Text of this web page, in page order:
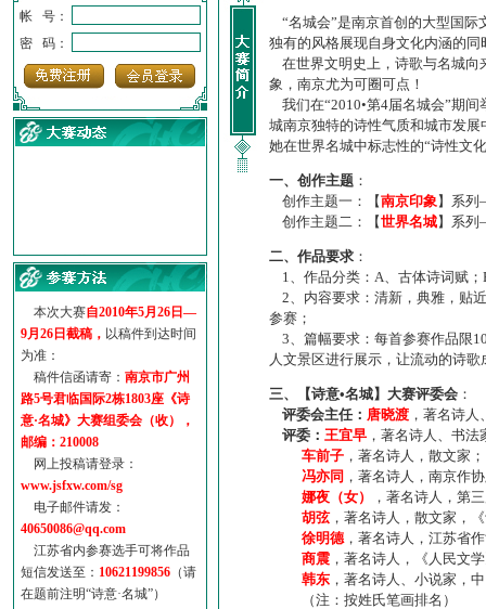
帐 号：
密 码：
·【诗意·名城】地铁展示作...
诗意名城·地铁时间
地铁完美呈现【诗意·名城...
参赛作品多达5000多首
“诗意·名城”晒诗会
特别通知--致广大诗词爱好...
本次大赛自2010年5月26日—
9月26日截稿， 以稿件到达时间
为准：
稿件信函请寄： 南京市广州
路5号君临国际2栋1803座《诗
意·名城》大赛组委会（收），
邮编：210008
网上投稿请登录：
www.jsfxw.com/sg
电子邮件请发：
40650086@qq.com
江苏省内参赛选手可将作品
短信发送至： 10621199856 （请
在题前注明“诗意·名城”）
“名城会”是南京首创的大型国际
独有的风格展现自身文化内涵的
在世界文明史上，诗歌与名城向
象，南京尤为可圈可点！
我们在“2010•第4届名城会”期
城南京独特的诗性气质和城市发
她在世界名城中标志性的“诗性文
一、创作主题 ：
创作主题一：【南京印象】系
创作主题二：【世界名城】系
二、作品要求 ：
1、作品分类：A、古体诗词赋；
2、内容要求：清新，典雅，贴
参赛；
3、篇幅要求：每首参赛作品限
人文景区进行展示，让流动的诗
三、【诗意•名城】大赛评委会 ：
评委会主任： 唐晓渡 ，著名诗
评委： 王宜早 ，著名诗人、书
车前子 ，著名诗人，散文家；
冯亦同 ，著名诗人，南京作
娜夜（女）
，著名诗人，第
胡弦，著名诗人，散文家，
徐明德，著名诗人，江苏省
商震 ，著名诗人，《人民文
韩东 ，著名诗人、小说家，
（注：按姓氏笔画排名）